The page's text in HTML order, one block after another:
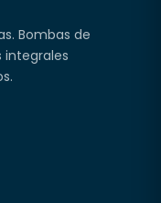
Bombas de
integrales